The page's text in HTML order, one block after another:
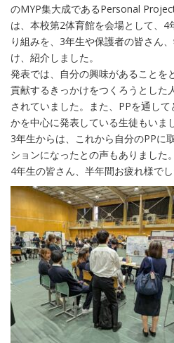
のMYP集大成であるPersonal
は、本校第2体育館を会場として、4
り組みを、3年生や保護者の皆さん
け、紹介しました。
発表では、自分の興味があることを
貢献するきっかけをつくろうとした
されていました。また、PPを通し
かを中心に発表している生徒もいま
3年生からは、これから自分のPPに
ションになったとの声もありました。
4年生の皆さん、半年間お疲れ様でし